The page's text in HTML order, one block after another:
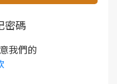
密碼
我們的